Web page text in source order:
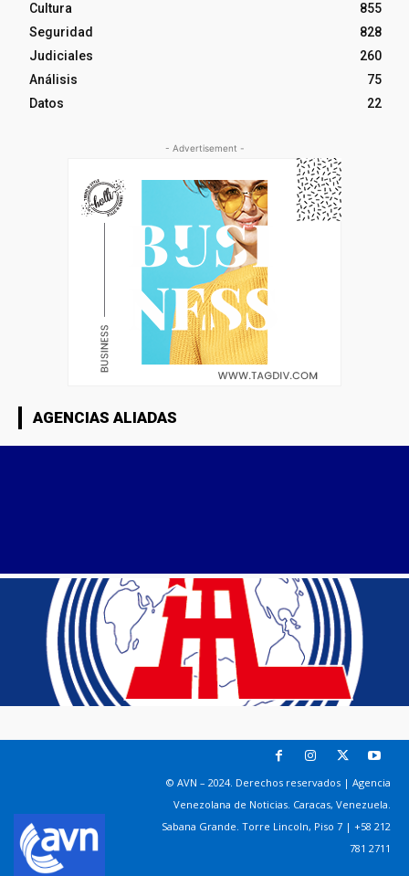
Cultura
855
Seguridad
828
Judiciales
260
Análisis
75
Datos
22
- Advertisement -
AGENCIAS ALIADAS
© AVN – 2024. Derechos reservados | Agencia
Venezolana de Noticias. Caracas, Venezuela.
Sabana Grande. Torre Lincoln, Piso 7 | +58 212
781 2711